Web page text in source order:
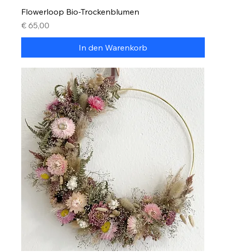
Flowerloop Bio-Trockenblumen
Preis
€ 65,00
In den Warenkorb